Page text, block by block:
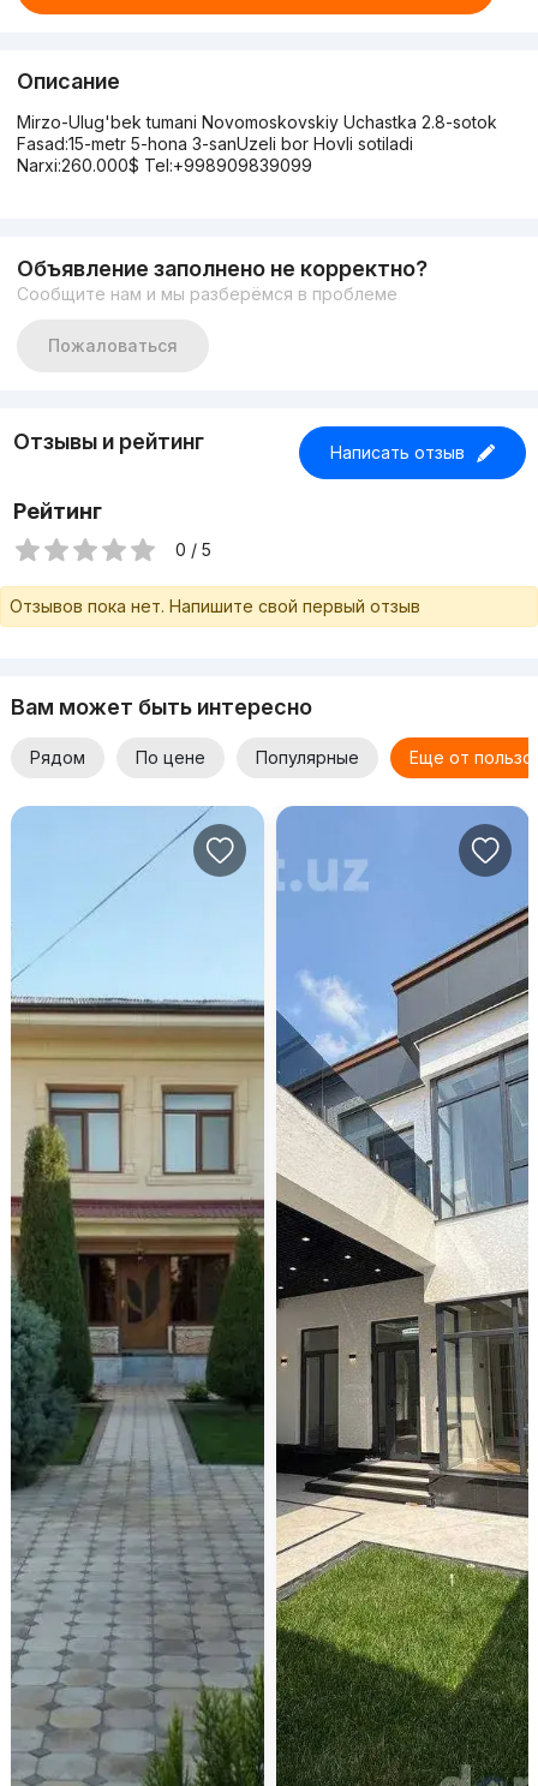
Описание
Mirzo-Ulug'bek tumani Novomoskovskiy Uchastka 2.8-sotok
Fasad:15-metr 5-hona 3-sanUzeli bor Hovli sotiladi
Narxi:260.000$ Tel:+998909839099
Объявление заполнено не корректно?
Сообщите нам и мы разберёмся в проблеме
Пожаловаться
Отзывы и рейтинг Написать отзыв
Рейтинг
0 / 5
Отзывов пока нет. Напишите свой первый отзыв
Вам может быть интересно
Рядом По цене Популярные Еще от